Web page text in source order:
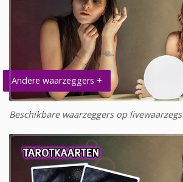
Andere waarzeggers +
Beschikbare waarzeggers op